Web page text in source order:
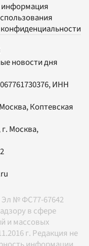
новости дня
ИНН
Коптевская
г. Москва,
Эл № ФС77-67642
в сфере
и массовых
г. Редакция не